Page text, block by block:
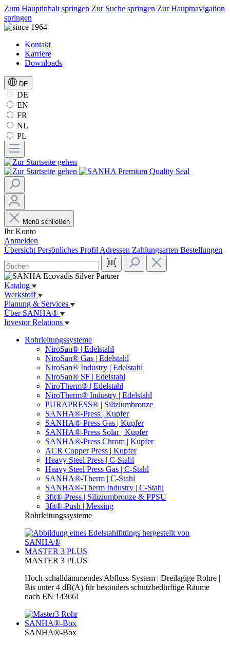
Zum Hauptinhalt springen Zur Suche springen Zur Hauptnavigation
springen
Kontakt
Karriere
Downloads
DE
DE
EN
FR
NL
PL
Menü schließen
Ihr Konto
Anmelden
Übersicht Persönliches Profil Adressen Zahlungsarten Bestellungen
Katalog
Werkstoff
Planung & Services
Über SANHA®
Investor Relations
Rohrleitungssysteme
NiroSan® | Edelstahl
NiroSan® Gas | Edelstahl
NiroSan® Industry | Edelstahl
NiroSan® SF | Edelstahl
NiroTherm® | Edelstahl
NiroTherm® Industry | Edelstahl
PURAPRESS® | Siliziumbronze
SANHA®-Press | Kupfer
SANHA®-Press Gas | Kupfer
SANHA®-Press Solar | Kupfer
SANHA®-Press Chrom | Kupfer
ACR Copper Press | Kupfer
Heavy Steel Press | C-Stahl
Heavy Steel Press Gas | C-Stahl
SANHA®-Therm | C-Stahl
SANHA®-Therm Industry | C-Stahl
3fit®-Press | Siliziumbronze & PPSU
3fit®-Push | Messing
Rohrleitungssysteme
MASTER 3 PLUS
MASTER 3 PLUS
Hoch-schalldämmendes Abfluss-System | Dreilagige Rohre |
Bis unter 4 dB(A) für besonders schutzbedürftige Räume
nach EN 14366!
SANHA®-Box
SANHA®-Box